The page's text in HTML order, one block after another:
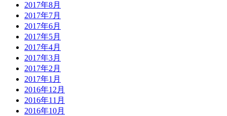
2017年8月
2017年7月
2017年6月
2017年5月
2017年4月
2017年3月
2017年2月
2017年1月
2016年12月
2016年11月
2016年10月